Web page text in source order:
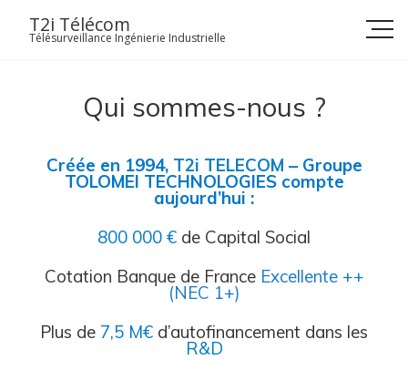
T2i Télécom
Télésurveillance Ingénierie Industrielle
Qui sommes-nous ?
Créée en 1994, T2i TELECOM – Groupe
TOLOMEI TECHNOLOGIES compte
aujourd’hui :
800 000 € de Capital Social
Cotation Banque de France Excellente ++
(NEC 1+)
Plus de 7,5 M€ d’autofinancement dans les
R&D